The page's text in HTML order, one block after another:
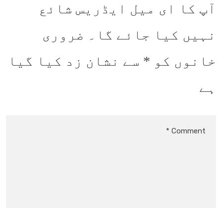
آپ کا ای میل ایڈریس شائع
نہیں کیا جائے گا۔ ضروری
خانوں کو * سے نشان زد کیا گیا
ہے